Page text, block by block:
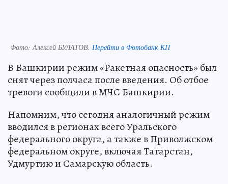
Фото: Алексей БУЛАТОВ. Перейти в Фотобанк КП
В Башкирии режим «Ракетная опасность» был
снят через полчаса после введения. Об отбое
тревоги сообщили в МЧС Башкирии.
Напомним, что сегодня аналогичный режим
вводился в регионах всего Уральского
федерального округа, а также в Приволжском
федеральном округе, включая Татарстан,
Удмуртию и Самарскую область.